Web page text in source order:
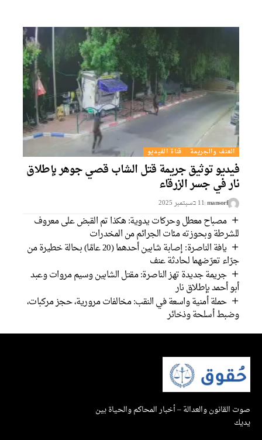
العنف والجريمة قناة الفيديو
فيديو توثيق جريمة قتل الشاب قصي جوهر بإطلاق
نار في جسر الزرقاء
mansorf 11 בسبتمبر 2025
مصباح معطل وحركات يدوية: هكذا تم القبض على معروف
للشرطة وبحوزته مئات الجرائم من المخدرات
يافة الناصرة: إصابة شابين أحدهما (20 عامًا) بحالة خطيرة من
جرّاء تعرّضهما لحادثة عنف
جريمة جديدة تهز الناصرة: مقتل الشابين وسيم مروات وعبد
أبو أحمد بإطلاق نار
حملة أمنية واسعة في النقب: مخالفات مرورية، حجز مركبات،
وضبط أسلحة وذخائر
صوت القانون والعدالة – أخبار المحاكم والحياة بين
يديك